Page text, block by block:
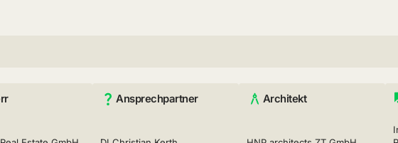
Ansprechpartner Architekt